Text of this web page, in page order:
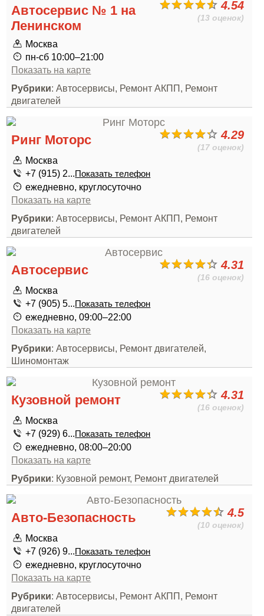
4.54
(13 оценок)
Автосервис № 1 на
Ленинском
Москва
пн-сб 10:00–21:00
Показать на карте
Рубрики: Автосервисы, Ремонт АКПП, Ремонт
двигателей
4.29
(17 оценок)
Ринг Моторс
Москва
+7 (915) 2...Показать телефон
ежедневно, круглосуточно
Показать на карте
Рубрики: Автосервисы, Ремонт АКПП, Ремонт
двигателей
4.31
(16 оценок)
Автосервис
Москва
+7 (905) 5...Показать телефон
ежедневно, 09:00–22:00
Показать на карте
Рубрики: Автосервисы, Ремонт двигателей,
Шиномонтаж
4.31
(16 оценок)
Кузовной ремонт
Москва
+7 (929) 6...Показать телефон
ежедневно, 08:00–20:00
Показать на карте
Рубрики: Кузовной ремонт, Ремонт двигателей
4.5
(10 оценок)
Авто-Безопасность
Москва
+7 (926) 9...Показать телефон
ежедневно, круглосуточно
Показать на карте
Рубрики: Автосервисы, Ремонт АКПП, Ремонт
двигателей